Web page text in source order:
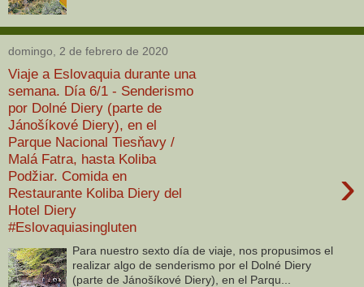
domingo, 2 de febrero de 2020
Viaje a Eslovaquia durante una
semana. Día 6/1 - Senderismo
por Dolné Diery (parte de
Jánošíkové Diery), en el
Parque Nacional Tiesňavy /
Malá Fatra, hasta Koliba
Podžiar. Comida en
Restaurante Koliba Diery del
Hotel Diery
#Eslovaquiasingluten
›
Para nuestro sexto día de viaje, nos propusimos el
realizar algo de senderismo por el Dolné Diery
(parte de Jánošíkové Diery), en el Parqu...